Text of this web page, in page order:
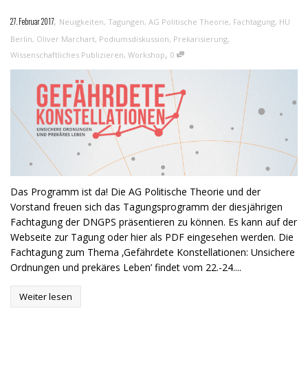
27. Februar 2017, Neuigkeiten, Tagungen, AG Politische Theorie, Fachtagung, HU
Berlin, Oliver Marchart, Podiumsdiskussion, Prekarisierung,
Wissenschaftliches Publizieren, Workshop, 0
Das Programm ist da! Die AG Politische Theorie und der
Vorstand freuen sich das Tagungsprogramm der diesjährigen
Fachtagung der DNGPS präsentieren zu können. Es kann auf der
Webseite zur Tagung oder hier als PDF eingesehen werden. Die
Fachtagung zum Thema ‚Gefährdete Konstellationen: Unsichere
Ordnungen und prekäres Leben’ findet vom 22.-24....
Weiter lesen